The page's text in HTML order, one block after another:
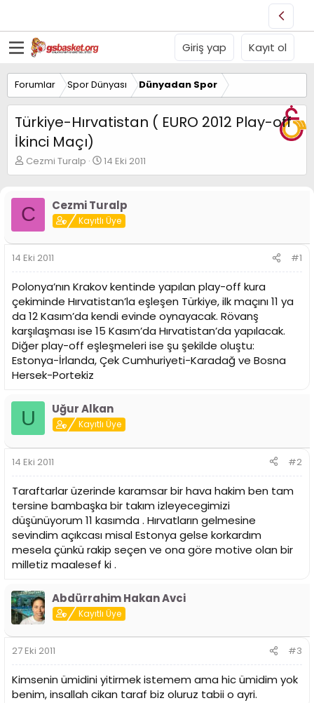
Giriş yap Kayıt ol
Forumlar Spor Dünyası Dünyadan Spor
Türkiye-Hırvatistan ( EURO 2012 Play-off
İkinci Maçı)
K
o
u
y
u
B
a
ş
l
a
t
a
n
Cezmi Turalp
B
a
a
n
ı
t
a
r
i
h
i
14 Eki 2011
C Cezmi Turalp
Kayıtlı Üye
14 Eki 2011 #1
Polonya’nın Krakov kentinde yapılan play-off kura
çekiminde Hırvatistan’la eşleşen Türkiye, ilk maçını 11 ya
da 12 Kasım’da kendi evinde oynayacak. Rövanş
karşılaşması ise 15 Kasım’da Hırvatistan’da yapılacak.
Diğer play-off eşleşmeleri ise şu şekilde oluştu:
Estonya-İrlanda, Çek Cumhuriyeti-Karadağ ve Bosna
Hersek-Portekiz
U Uğur Alkan
Kayıtlı Üye
14 Eki 2011 #2
Taraftarlar üzerinde karamsar bir hava hakim ben tam
tersine bambaşka bir takım izleyecegimizi
düşünüyorum 11 kasımda . Hırvatların gelmesine
sevindim açıkcası misal Estonya gelse korkardım
mesela çünkü rakip seçen ve ona göre motive olan bir
milletiz maalesef ki .
Abdürrahim Hakan Avci
Kayıtlı Üye
27 Eki 2011 #3
Kimsenin ümidini yitirmek istemem ama hic ümidim yok
benim, insallah cikan taraf biz oluruz tabii o ayri.